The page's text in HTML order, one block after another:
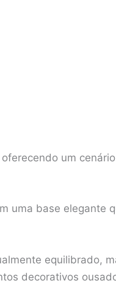
um
uma base elegante
equilibrado,
decorativos